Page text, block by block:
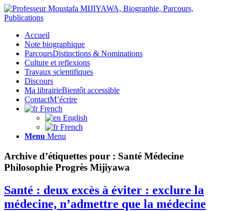
Accueil
Note biographique
ParcoursDistinctions & Nominations
Culture et reflexions
Travaux scientifiques
Discours
Ma librairieBientôt accessible
ContactM’écrire
French
English
French
Menu Menu
Archive d’étiquettes pour : Santé Médecine
Philosophie Progrès Mijiyawa
Santé : deux excès à éviter : exclure la
médecine, n’admettre que la médecine